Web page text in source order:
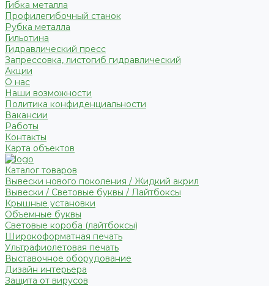
Гибка металла
Профилегибочный станок
Рубка металла
Гильотина
Гидравлический пресс
Запрессовка, листогиб гидравлический
Акции
О нас
Наши возможности
Политика конфиденциальности
Вакансии
Работы
Контакты
Карта объектов
Каталог товаров
Вывески нового поколения / Жидкий акрил
Вывески / Световые буквы / Лайтбоксы
Крышные установки
Объемные буквы
Световые короба (лайтбоксы)
Широкоформатная печать
Ультрафиолетовая печать
Выставочное оборудование
Дизайн интерьера
Защита от вирусов